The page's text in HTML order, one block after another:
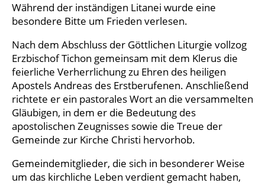
Während der inständigen Litanei wurde eine
besondere Bitte um Frieden verlesen.
Nach dem Abschluss der Göttlichen Liturgie vollzog
Erzbischof Tichon gemeinsam mit dem Klerus die
feierliche Verherrlichung zu Ehren des heiligen
Apostels Andreas des Erstberufenen. Anschließend
richtete er ein pastorales Wort an die versammelten
Gläubigen, in dem er die Bedeutung des
apostolischen Zeugnisses sowie die Treue der
Gemeinde zur Kirche Christi hervorhob.
Gemeindemitglieder, die sich in besonderer Weise
um das kirchliche Leben verdient gemacht haben,